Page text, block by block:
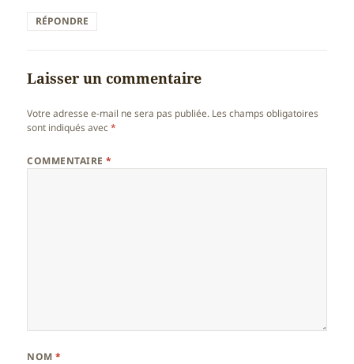
RÉPONDRE
Laisser un commentaire
Votre adresse e-mail ne sera pas publiée. Les champs obligatoires
sont indiqués avec*
COMMENTAIRE*
NOM*